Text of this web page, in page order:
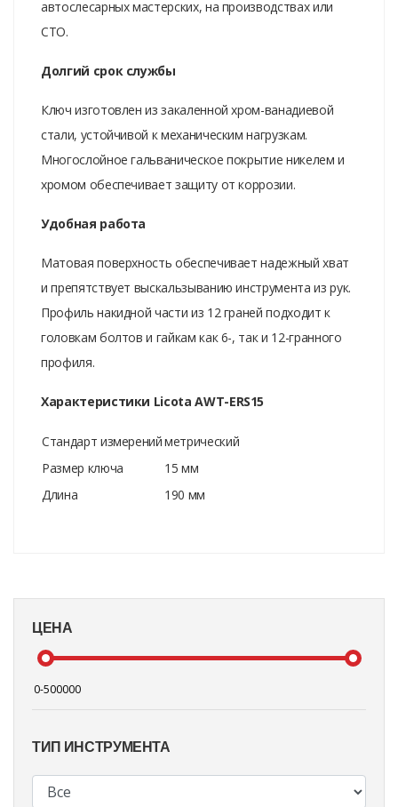
ЦЕНА
ТИП ИНСТРУМЕНТА
автослесарных мастерских, на производствах или
СТО.
Долгий срок службы
Ключ изготовлен из закаленной хром-ванадиевой
стали, устойчивой к механическим нагрузкам.
Многослойное гальваническое покрытие никелем и
хромом обеспечивает защиту от коррозии.
Удобная работа
Матовая поверхность обеспечивает надежный хват
и препятствует выскальзыванию инструмента из рук.
Профиль накидной части из 12 граней подходит к
головкам болтов и гайкам как 6-, так и 12-гранного
профиля.
Характеристики Licota AWT-ERS15
Стандарт измеренийметрический
Размер ключа
15 мм
Длина
190 мм